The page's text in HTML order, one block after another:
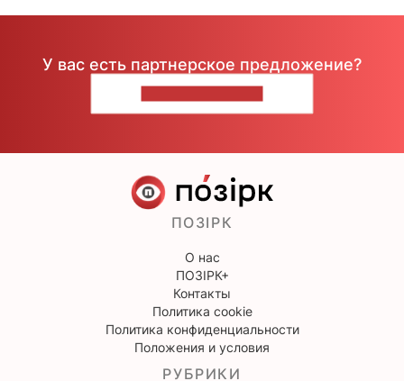
У вас есть партнерское предложение?
ПОЗІРК
О нас
ПОЗІРК+
Контакты
Политика cookie
Политика конфиденциальности
Положения и условия
РУБРИКИ